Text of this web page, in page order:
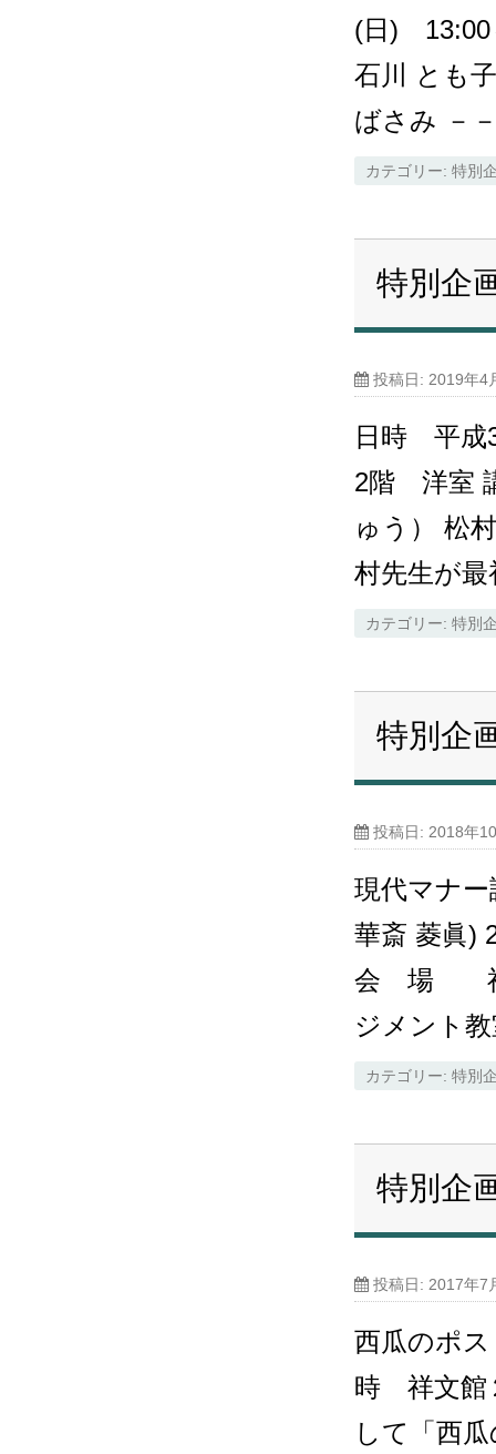
(日)
石川 とも
ばさみ －
カテゴリー: 特別
特別企
投稿日: 2019年4
日時 平成
2階 洋室
ゅう） 松
村先生が
カテゴリー: 特別
特別企
投稿日: 2018年
現代マナ
華斎 菱眞
会 場 祥
ジメント
カテゴリー: 特別
特別企
投稿日: 2017年7
西瓜のポ
時 祥文館
して「西